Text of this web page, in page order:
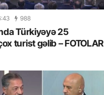
988
Türkiyəyə 25
turist gəlib – FOTOLAR